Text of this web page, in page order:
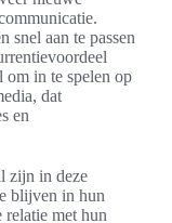
snel aan te passen
om in te spelen op
dat
en
zijn in deze
blijven in hun
relatie met hun